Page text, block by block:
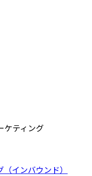
ケティング
インバウンド）